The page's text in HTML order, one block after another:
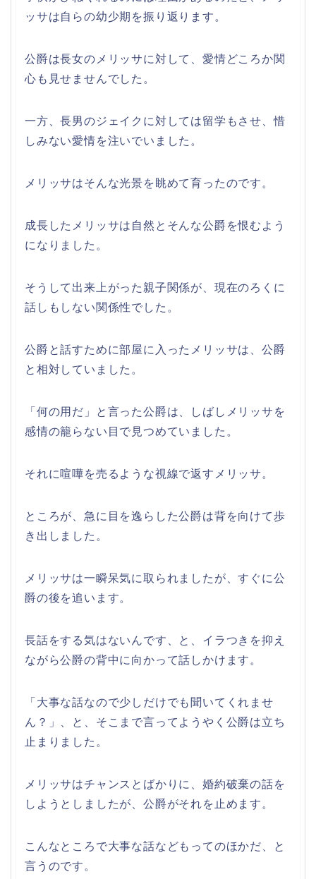
ッサは自らの幼少期を振り返ります。
公爵は長女のメリッサに対して、愛情どころか関
心も見せませんでした。
一方、長男のジェイクに対しては留学もさせ、惜
しみない愛情を注いでいました。
メリッサはそんな光景を眺めて育ったのです。
成長したメリッサは自然とそんな公爵を恨むよう
になりました。
そうして出来上がった親子関係が、現在のろくに
話しもしない関係性でした。
公爵と話すために部屋に入ったメリッサは、公爵
と相対していました。
「何の用だ」と言った公爵は、しばしメリッサを
感情の籠らない目で見つめていました。
それに喧嘩を売るような視線で返すメリッサ。
ところが、急に目を逸らした公爵は背を向けて歩
き出しました。
メリッサは一瞬呆気に取られましたが、すぐに公
爵の後を追います。
長話をする気はないんです、と、イラつきを抑え
ながら公爵の背中に向かって話しかけます。
「大事な話なので少しだけでも聞いてくれませ
ん？」、と、そこまで言ってようやく公爵は立ち
止まりました。
メリッサはチャンスとばかりに、婚約破棄の話を
しようとしましたが、公爵がそれを止めます。
こんなところで大事な話などもってのほかだ、と
言うのです。